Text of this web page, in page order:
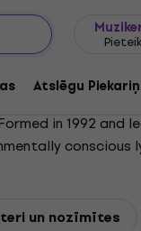
Atslēgu
in 1992 and
conscious
un nozīmītes